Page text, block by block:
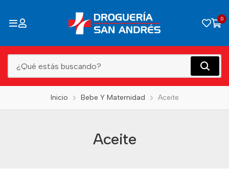
0
Inicio Bebe Y Maternidad Aceite
Aceite